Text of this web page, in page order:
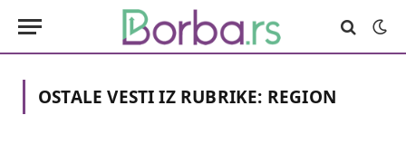
OSTALE VESTI IZ RUBRIKE: REGION